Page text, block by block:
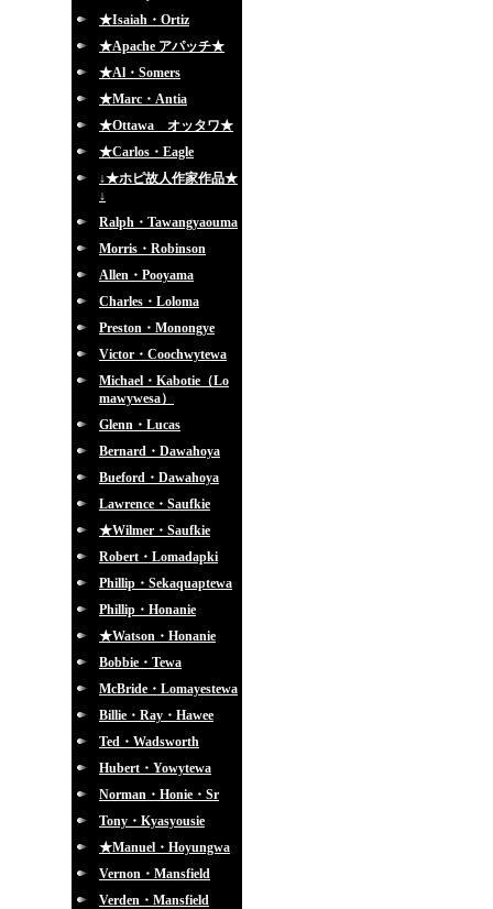
★Isaiah・Ortiz
★Apache アパッチ★
★Al・Somers
★Marc・Antia
★Ottawa オッタワ★
★Carlos・Eagle
↓★ホピ故人作家作品★
↓
Ralph・Tawangyaouma
Morris・Robinson
Allen・Pooyama
Charles・Loloma
Preston・Monongye
Victor・Coochwytewa
Michael・Kabotie（Lo
mawywesa）
Glenn・Lucas
Bernard・Dawahoya
Bueford・Dawahoya
Lawrence・Saufkie
★Wilmer・Saufkie
Robert・Lomadapki
Phillip・Sekaquaptewa
Phillip・Honanie
★Watson・Honanie
Bobbie・Tewa
McBride・Lomayestewa
Billie・Ray・Hawee
Ted・Wadsworth
Hubert・Yowytewa
Norman・Honie・Sr
Tony・Kyasyousie
★Manuel・Hoyungwa
Vernon・Mansfield
Verden・Mansfield